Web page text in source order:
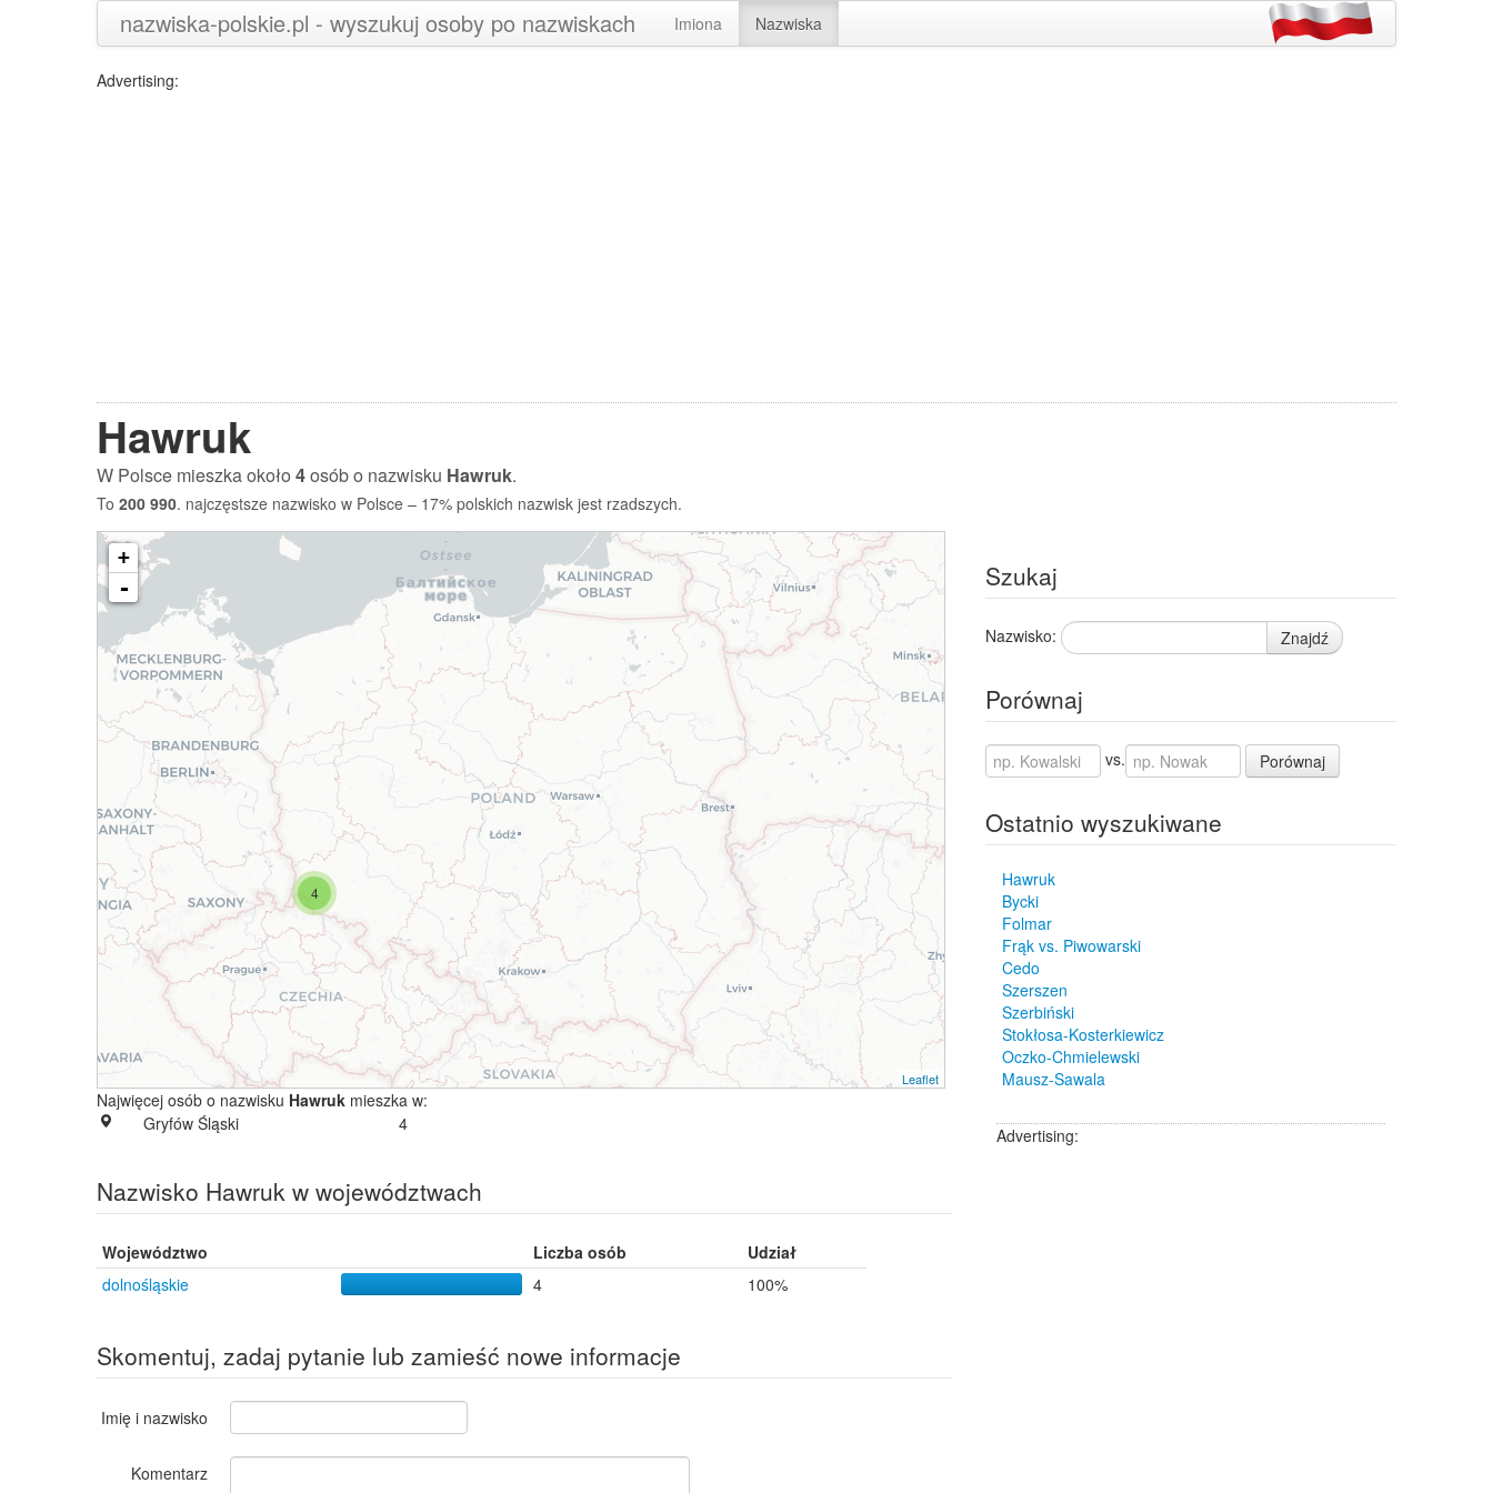
nazwiska-polskie.pl - wyszukuj osoby po nazwiskach Imiona Nazwiska
Advertising:
Hawruk
W Polsce mieszka około4osób o nazwisku Hawruk.
To 200 990. najczęstsze nazwisko w Polsce – 17% polskich nazwisk jest rzadszych.
4
+
-
Leaflet
Najwięcej osób o nazwisku Hawruk mieszka w:
Gryfów Śląski
4
Nazwisko Hawruk w województwach
Województwo Liczba osób
Udział
dolnośląskie
4 100%
Skomentuj, zadaj pytanie lub zamieść nowe informacje
Imię i nazwisko
Komentarz
Szukaj
Nazwisko: Znajdź
Porównaj
vs. Porównaj
Ostatnio wyszukiwane
Hawruk
Bycki
Folmar
Frąk vs. Piwowarski
Cedo
Szerszen
Szerbiński
Stokłosa-Kosterkiewicz
Oczko-Chmielewski
Mausz-Sawala
Advertising: